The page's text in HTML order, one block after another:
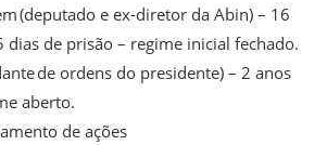
(deputado e ex-diretor da Abin) – 16
dias de prisão – regime inicial fechado.
de ordens do presidente) – 2 anos
aberto.
de ações